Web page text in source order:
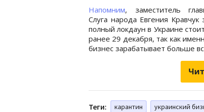
Напомним, заместитель
Слуга народа Евгения Кравчук
полный локдаун в Украине
ранее 29 декабря, так как
бизнес зарабатывает больше
Теги: карантин украинский